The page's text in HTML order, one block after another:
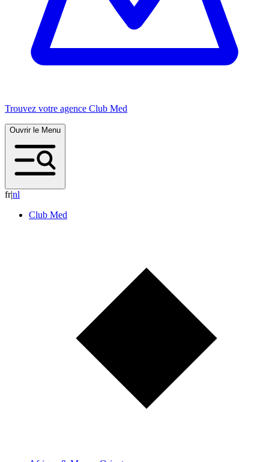
Trouvez votre agence Club Med
Ouvrir le Menu
fr|nl
Club Med